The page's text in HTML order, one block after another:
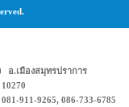
.เมืองสมุทรปราการ
911-9265, 086-733-6785